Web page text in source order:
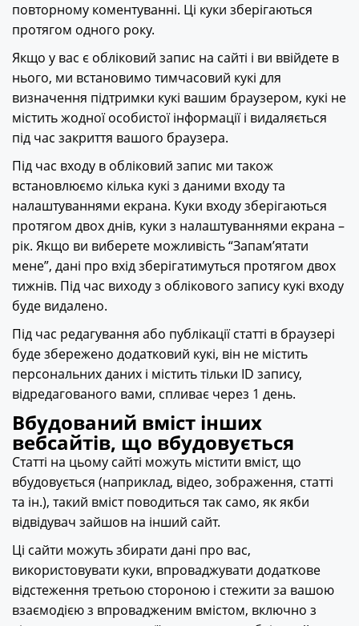
повторному коментуванні. Ці куки зберігаються
протягом одного року.
Якщо у вас є обліковий запис на сайті і ви ввійдете в
нього, ми встановимо тимчасовий кукі для
визначення підтримки кукі вашим браузером, кукі не
містить жодної особистої інформації і видаляється
під час закриття вашого браузера.
Під час входу в обліковий запис ми також
встановлюємо кілька кукі з даними входу та
налаштуваннями екрана. Куки входу зберігаються
протягом двох днів, куки з налаштуваннями екрана –
рік. Якщо ви виберете можливість “Запам’ятати
мене”, дані про вхід зберігатимуться протягом двох
тижнів. Під час виходу з облікового запису кукі входу
буде видалено.
Під час редагування або публікації статті в браузері
буде збережено додатковий кукі, він не містить
персональних даних і містить тільки ID запису,
відредагованого вами, спливає через 1 день.
Вбудований вміст інших
вебсайтів, що вбудовується
Статті на цьому сайті можуть містити вміст, що
вбудовується (наприклад, відео, зображення, статті
та ін.), такий вміст поводиться так само, як якби
відвідувач зайшов на інший сайт.
Ці сайти можуть збирати дані про вас,
використовувати куки, впроваджувати додаткове
відстеження третьою стороною і стежити за вашою
взаємодією з впровадженим вмістом, включно з